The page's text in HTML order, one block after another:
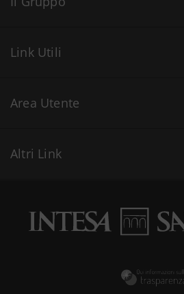
Link Utili
Area Utente
Altri Link